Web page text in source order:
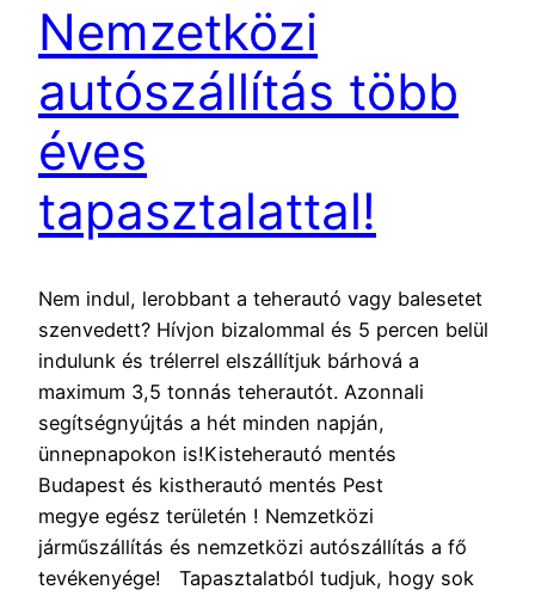
Nemzetközi
autószállítás több
éves
tapasztalattal!
Nem indul, lerobbant a teherautó vagy balesetet
szenvedett? Hívjon bizalommal és 5 percen belül
indulunk és trélerrel elszállítjuk bárhová a
maximum 3,5 tonnás teherautót. Azonnali
segítségnyújtás a hét minden napján,
ünnepnapokon is!Kisteherautó mentés
Budapest és kistherautó mentés Pest
megye egész területén ! Nemzetközi
járműszállítás és nemzetközi autószállítás a fő
tevékenyége! Tapasztalatból tudjuk, hogy sok